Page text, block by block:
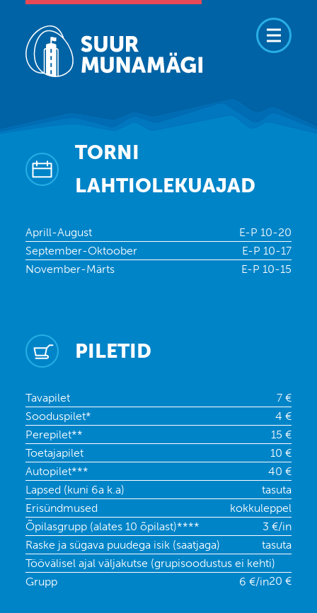
TORNI
LAHTIOLEKUAJAD
Aprill-August
E-P 10-20
September-Oktoober
E-P 10-17
November-Märts
E-P 10-15
PILETID
Tavapilet
7 €
Sooduspilet*
4 €
Perepilet**
15 €
Toetajapilet
10 €
Autopilet***
40 €
Lapsed (kuni 6a k.a)
tasuta
Erisündmused
kokkuleppel
Õpilasgrupp (alates 10 õpilast)****
3 €/in
Raske ja sügava puudega isik (saatjaga)
tasuta
Töövälisel ajal väljakutse (grupisoodustus ei kehti)
20 €
Grupp 6 €/in